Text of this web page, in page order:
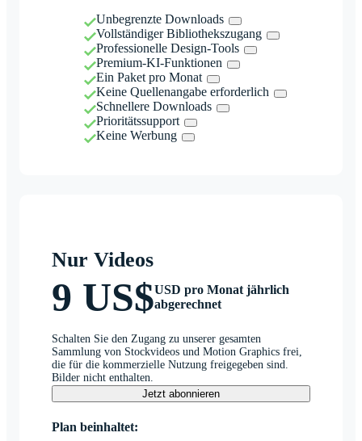
Unbegrenzte Downloads
Vollständiger Bibliothekszugang
Professionelle Design-Tools
Premium-KI-Funktionen
Ein Paket pro Monat
Keine Quellenangabe erforderlich
Schnellere Downloads
Prioritätssupport
Keine Werbung
Nur Videos
9 US$USD pro Monat jährlich
abgerechnet
Schalten Sie den Zugang zu unserer gesamten
Sammlung von Stockvideos und Motion Graphics frei,
die für die kommerzielle Nutzung freigegeben sind.
Bilder nicht enthalten.
Jetzt abonnieren
Plan beinhaltet: